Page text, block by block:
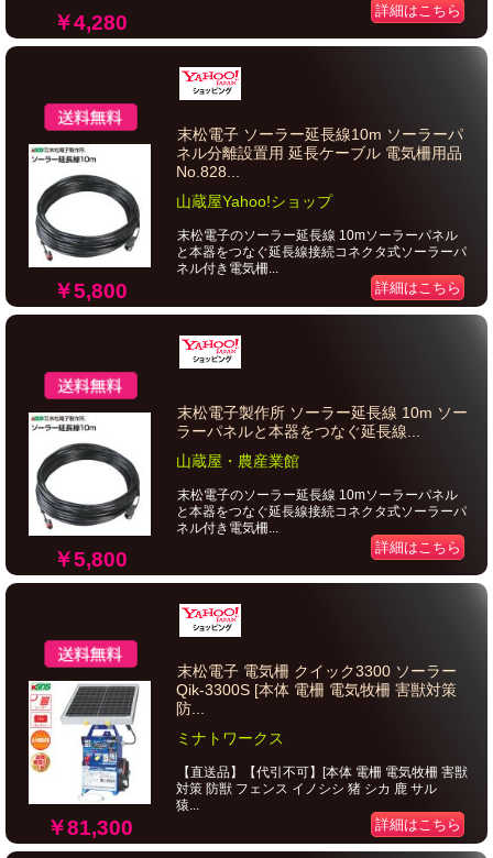
￥4,280
詳細はこちら
￥5,800
末松電子 ソーラー延長線10m ソーラーパ
ネル分離設置用 延長ケーブル 電気柵用品
No.828...
山蔵屋Yahoo!ショップ
末松電子のソーラー延長線 10mソーラーパネル
と本器をつなぐ延長線接続コネクタ式ソーラーパ
ネル付き電気柵...
詳細はこちら
￥5,800
末松電子製作所 ソーラー延長線 10m ソー
ラーパネルと本器をつなぐ延長線...
山蔵屋・農産業館
末松電子のソーラー延長線 10mソーラーパネル
と本器をつなぐ延長線接続コネクタ式ソーラーパ
ネル付き電気柵...
詳細はこちら
￥81,300
末松電子 電気柵 クイック3300 ソーラー
Qik-3300S [本体 電柵 電気牧柵 害獣対策
防...
ミナトワークス
【直送品】【代引不可】[本体 電柵 電気牧柵 害獣
対策 防獣 フェンス イノシシ 猪 シカ 鹿 サル
猿...
詳細はこちら